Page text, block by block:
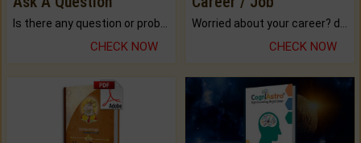
Is there any question or problem lingering.
CHECK NOW
Worried about your career? don't know what is.
CHECK NOW